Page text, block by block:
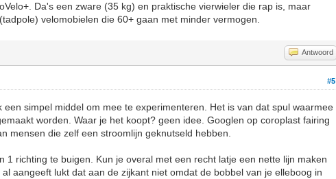
Da's een zware (35 kg) en praktische vierwieler die rap is, maar
velomobielen die 60+ gaan met minder vermogen.
Antwoord
#5
simpel middel om mee te experimenteren. Het is van dat spul waarmee
worden. Waar je het koopt? geen idee. Googlen op coroplast fairing
mensen die zelf een stroomlijn geknutseld hebben.
1 richting te buigen. Kun je overal met een recht latje een nette lijn maken
aangeeft lukt dat aan de zijkant niet omdat de bobbel van je elleboog in